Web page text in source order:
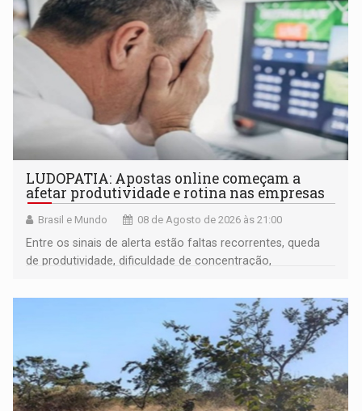
LUDOPATIA: Apostas online começam a
afetar produtividade e rotina nas empresas
Brasil e Mundo 08 de Agosto de 2026 às 21:00
Entre os sinais de alerta estão faltas recorrentes, queda
de produtividade, dificuldade de concentração,